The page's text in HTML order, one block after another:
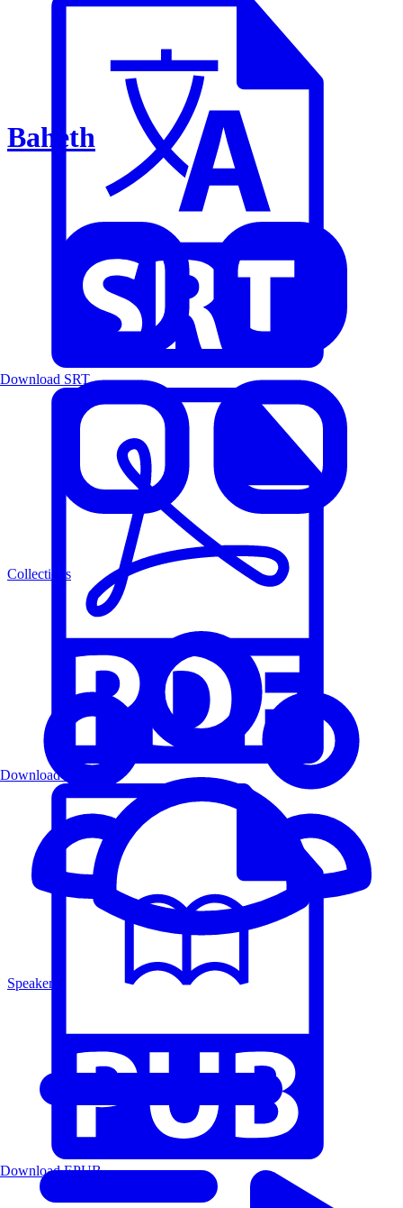
Baheth
Collections
Speakers
Download SRT
Download PDF
Download EPUB